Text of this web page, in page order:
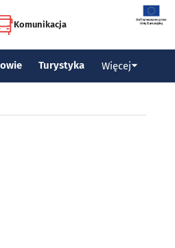
Komunikacja
Turystyka Więcej